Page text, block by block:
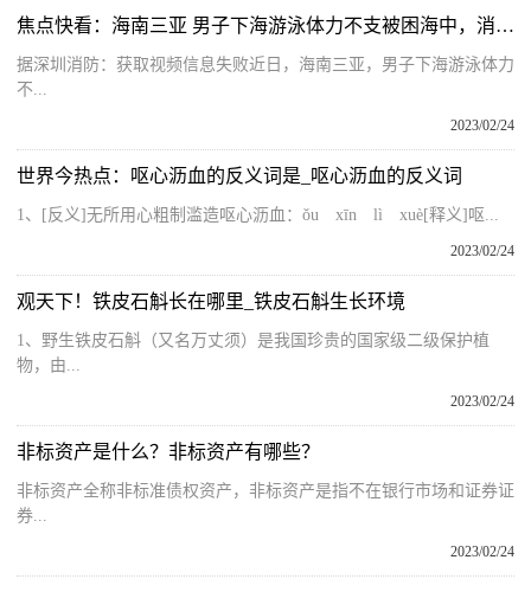
焦点快看：海南三亚 男子下海游泳体力不支被困海中，消防赶赴救援
据深圳消防：获取视频信息失败近日，海南三亚，男子下海游泳体力
不...
2023/02/24
世界今热点：呕心沥血的反义词是_呕心沥血的反义词
1、[反义]无所用心粗制滥造呕心沥血：ǒu xīn lì xuè[释义]呕...
2023/02/24
观天下！铁皮石斛长在哪里_铁皮石斛生长环境
1、野生铁皮石斛（又名万丈须）是我国珍贵的国家级二级保护植
物，由...
2023/02/24
非标资产是什么？非标资产有哪些？
非标资产全称非标准债权资产，非标资产是指不在银行市场和证券证
券...
2023/02/24